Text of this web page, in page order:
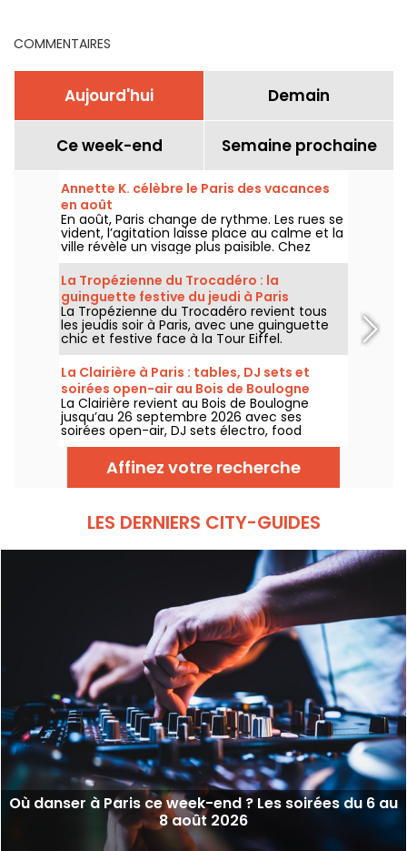
COMMENTAIRES
Aujourd'hui Demain
Ce week-end Semaine prochaine
Annette K. célèbre le Paris des vacances
en août
En août, Paris change de rythme. Les rues se
vident, l’agitation laisse place au calme et la
ville révèle un visage plus paisible. Chez
Annette K., on profite de cette parenthèse
unique pour prolonger l’esprit des vacances,
les pieds presque dans l’eau, avant le retour
à la rentrée.
La Tropézienne du Trocadéro : la
guinguette festive du jeudi à Paris
La Tropézienne du Trocadéro revient tous
les jeudis soir à Paris, avec une guinguette
chic et festive face à la Tour Eiffel.
La Clairière à Paris : tables, DJ sets et
soirées open-air au Bois de Boulogne
La Clairière revient au Bois de Boulogne
jusqu’au 26 septembre 2026 avec ses
soirées open-air, DJ sets électro, food
trucks, zone chill et tables à réserver. Installé
au Domaine de Longchamp, ce club en plein
air parisien accueille le public les vendredis
et samedis soir, avec plusieurs temps forts
Affinez votre recherche
LES DERNIERS CITY-GUIDES
Où danser à Paris ce week-end ? Les soirées du 6 au
8 août 2026